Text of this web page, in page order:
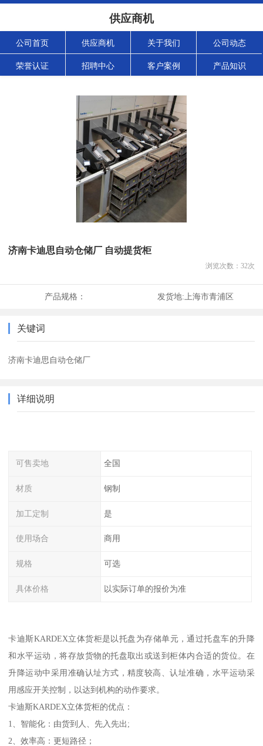
供应商机
公司首页 供应商机 关于我们 公司动态
荣誉认证 招聘中心 客户案例 产品知识
济南卡迪思自动仓储厂 自动提货柜
浏览次数： 32次
产品规格： 发货地: 上海市青浦区
关键词
济南卡迪思自动仓储厂
详细说明
可售卖地 全国
材质 钢制
加工定制 是
使用场合 商用
规格 可选
具体价格 以实际订单的报价为准
卡迪斯KARDEX立体货柜是以托盘为存储单元，通过托盘车的升降
和水平运动，将存放货物的托盘取出或送到柜体内合适的货位。在
升降运动中采用准确认址方式，精度较高、认址准确，水平运动采
用感应开关控制，以达到机构的动作要求。
卡迪斯KARDEX立体货柜的优点：
1、智能化：由货到人、先入先出;
2、效率高：更短路径；